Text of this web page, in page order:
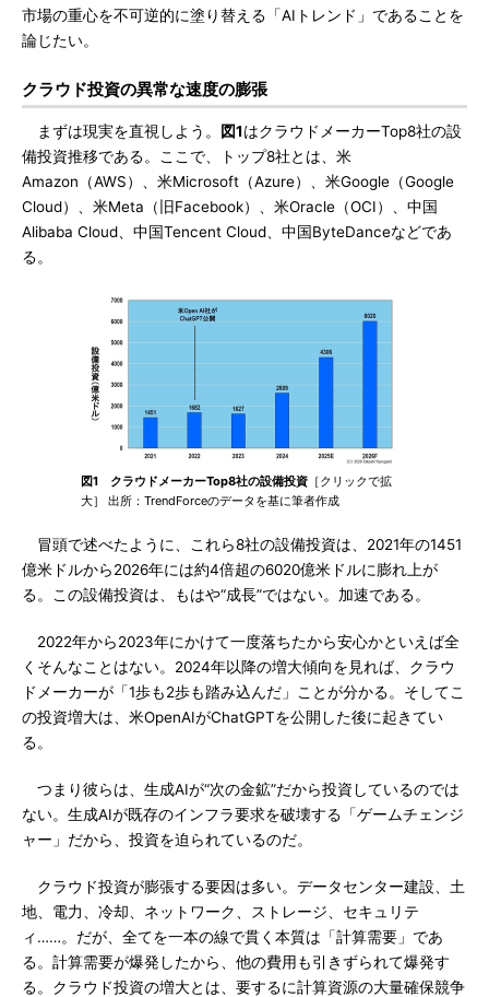
市場の重心を不可逆的に塗り替える「AIトレンド」であることを
論じたい。
クラウド投資の異常な速度の膨張
まずは現実を直視しよう。 図1はクラウドメーカーTop8社の設
備投資推移である。ここで、トップ8社とは、米
Amazon（AWS）、米Microsoft（Azure）、米Google（Google
Cloud）、米Meta（旧Facebook）、米Oracle（OCI）、中国
Alibaba Cloud、中国Tencent Cloud、中国ByteDanceなどであ
る。
図1 クラウドメーカーTop8社の設備投資 ［クリックで拡
大］ 出所：TrendForceのデータを基に筆者作成
冒頭で述べたように、これら8社の設備投資は、2021年の1451
億米ドルから2026年には約4倍超の6020億米ドルに膨れ上が
る。この設備投資は、もはや“成長”ではない。加速である。
2022年から2023年にかけて一度落ちたから安心かといえば全
くそんなことはない。2024年以降の増大傾向を見れば、クラウ
ドメーカーが「1歩も2歩も踏み込んだ」ことが分かる。そしてこ
の投資増大は、米OpenAIがChatGPTを公開した後に起きてい
る。
つまり彼らは、生成AIが“次の金鉱”だから投資しているのでは
ない。生成AIが既存のインフラ要求を破壊する「ゲームチェンジ
ャー」だから、投資を迫られているのだ。
クラウド投資が膨張する要因は多い。データセンター建設、土
地、電力、冷却、ネットワーク、ストレージ、セキュリテ
ィ……。だが、全てを一本の線で貫く本質は「計算需要」であ
る。計算需要が爆発したから、他の費用も引きずられて爆発す
る。クラウド投資の増大とは、要するに計算資源の大量確保競争